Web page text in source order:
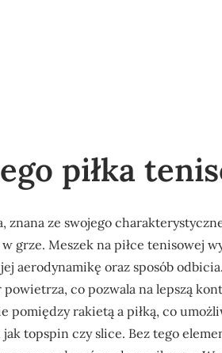
piłka
znana ze swojego
grze. Meszek na piłce tenisowej
aerodynamikę oraz sposób
co pozwala na lepszą
pomiędzy rakietą a piłką, co
topspin czy slice. Bez tego